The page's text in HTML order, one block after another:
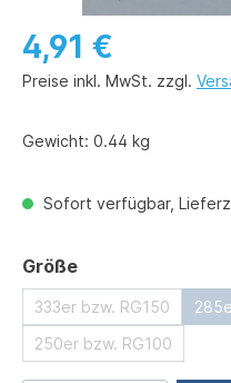
4,91 €
Preise inkl. MwSt. zzgl.
Gewicht: 0.44 kg
Sofort verfügbar,
Größeauswählen
333er bzw. RG150
250er bzw. RG100